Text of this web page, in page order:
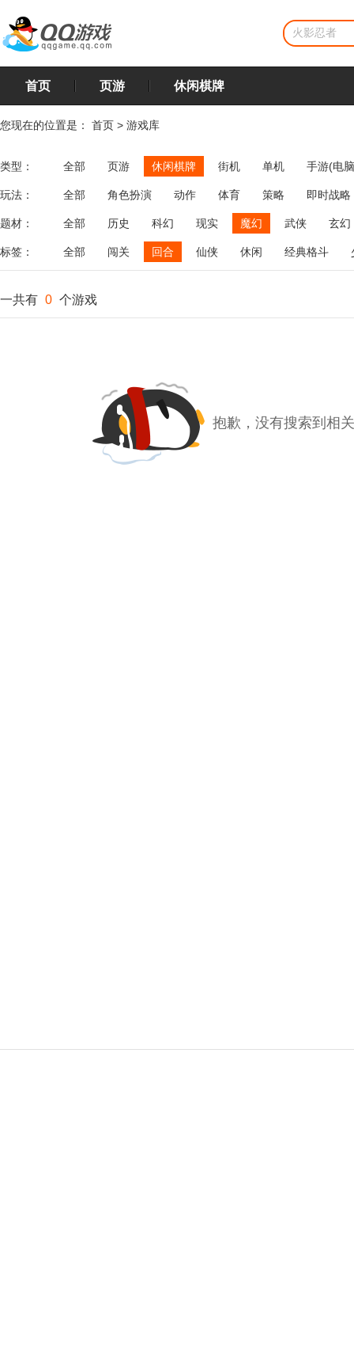
首页 页游 休闲棋牌
您现在的位置是： 首页 > 游戏库
类型： 全部 页游 休闲棋牌 街机 单机 手游(电
玩法： 全部 角色扮演 动作 体育 策略
即时战略
飞行
恋爱 第三人称射击 棋类 牌类 麻将
题材： 全部 历史 科幻 现实 魔幻 武侠 玄幻
标签： 全部 闯关 回合 仙侠 休闲 经典格斗
一共有 0 个游戏
抱歉，没有搜索到相